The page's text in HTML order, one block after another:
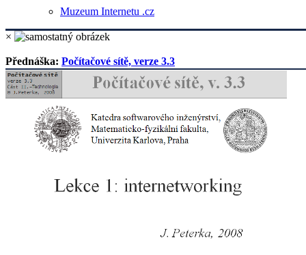
Muzeum Internetu .cz
×
Přednáška: Počítačové sítě, verze 3.3